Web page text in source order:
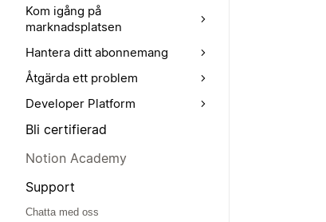
Kom igång på
marknadsplatsen
Hantera ditt abonnemang
Åtgärda ett problem
Developer Platform
Bli certifierad
Notion Academy
Support
Chatta med oss